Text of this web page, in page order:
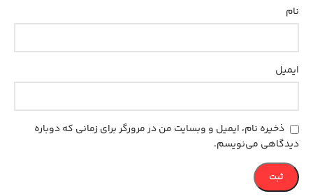
نام
ایمیل
ذخیره نام، ایمیل و وبسایت من در مرورگر برای زمانی که دوباره
دیدگاهی می‌نویسم.